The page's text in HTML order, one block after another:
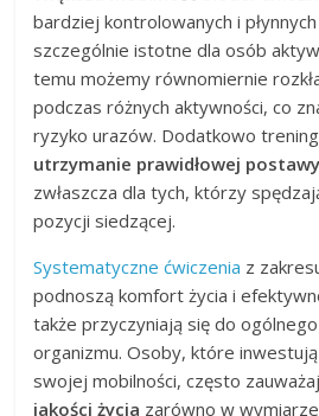
bardziej kontrolowanych i
szczególnie istotne dla osób
temu możemy równomiernie
podczas różnych aktywności, co
ryzyko urazów. Dodatkowo
utrzymanie prawidłowej postawy
zwłaszcza dla tych, którzy
pozycji siedzącej.
Systematyczne ćwiczenia z
podnoszą komfort życia i
także przyczyniają się do
organizmu. Osoby, które
swojej mobilności, często
jakości życia zarówno w